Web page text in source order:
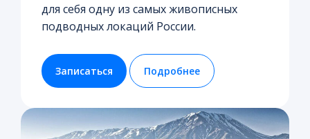
для себя одну из самых живописных
подводных локаций России.
Записаться Подробнее